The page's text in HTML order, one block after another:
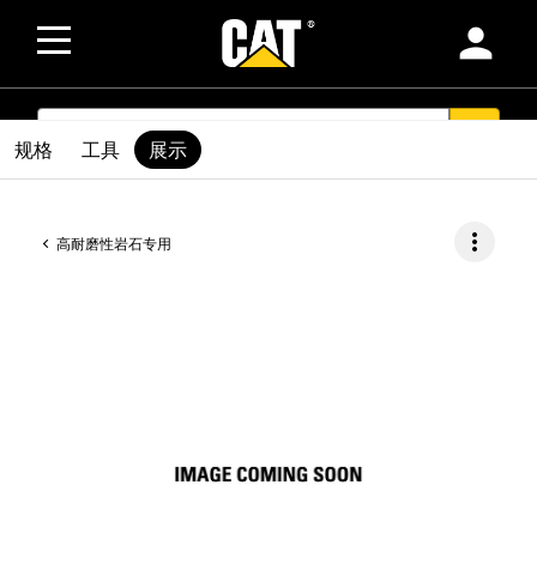
person
SEARCH
高耐磨性岩石专用 more_vert
规格 工具 展示